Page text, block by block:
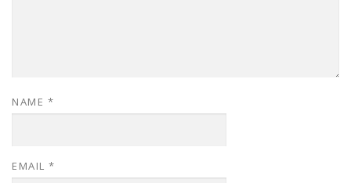
NAME *
EMAIL *